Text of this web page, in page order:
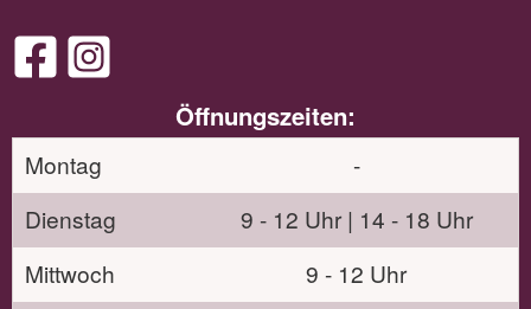
Öffnungszeiten:
Montag
-
Dienstag
9 - 12 Uhr | 14 - 18 Uhr
Mittwoch
9 - 12 Uhr